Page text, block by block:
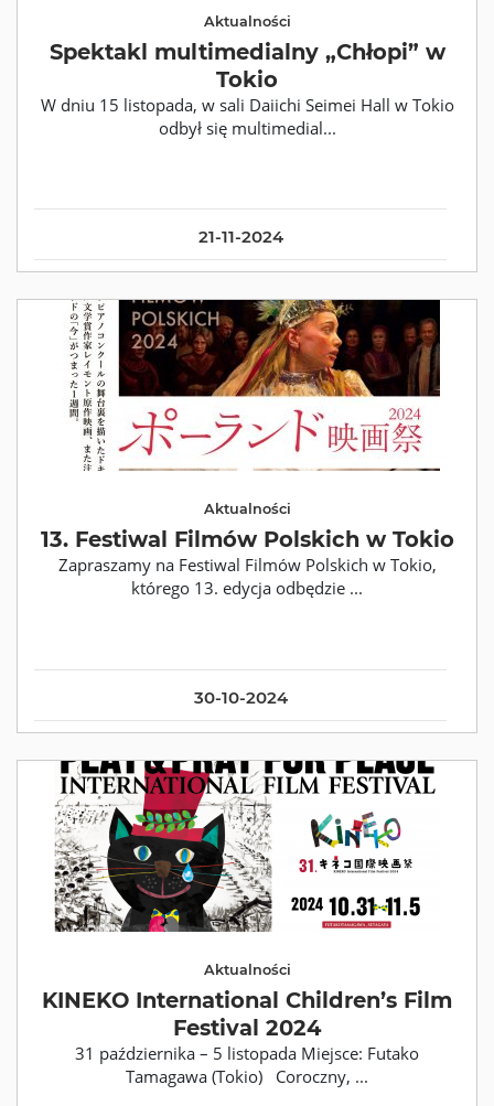
21-11-2024
Aktualności
Spektakl multimedialny „Chłopi” w
Tokio
W dniu 15 listopada, w sali Daiichi Seimei Hall w Tokio
odbył się multimedial...
30-10-2024
Aktualności
13. Festiwal Filmów Polskich w Tokio
Zapraszamy na Festiwal Filmów Polskich w Tokio,
którego 13. edycja odbędzie ...
Aktualności
KINEKO International Children’s Film
Festival 2024
31 października – 5 listopada Miejsce: Futako
Tamagawa (Tokio) Coroczny, ...